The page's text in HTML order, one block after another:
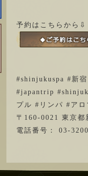
予約はこちらから⇩
#shinjukuspa #新
#japantrip
プル #リンパ #アロ
〒160-0021 東京
電話番号： 03-